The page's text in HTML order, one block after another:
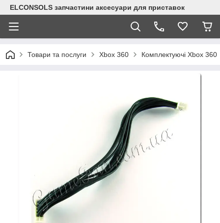
ELCONSOLS запчастини аксесуари для приставок
Товари та послуги Xbox 360 Комплектуючі Xbox 360